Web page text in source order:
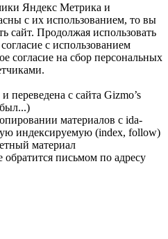
Яндекс Метрика и
с их использованием, то вы
сайт. Продолжая использовать
с использованием
согласие на сбор персональных
переведена с сайта Gizmo’s
материалов с ida-
индексируемую (index, follow)
материал
письмом по адресу